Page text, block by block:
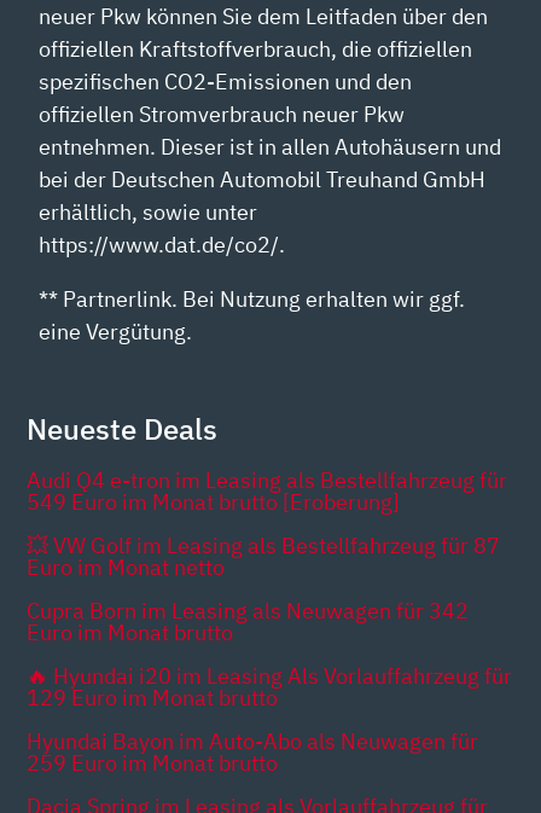
neuer Pkw können Sie dem Leitfaden über den
offiziellen Kraftstoffverbrauch, die offiziellen
spezifischen CO2-Emissionen und den
offiziellen Stromverbrauch neuer Pkw
entnehmen. Dieser ist in allen Autohäusern und
bei der Deutschen Automobil Treuhand GmbH
erhältlich, sowie unter
https://www.dat.de/co2/.
** Partnerlink. Bei Nutzung erhalten wir ggf.
eine Vergütung.
Neueste Deals
Audi Q4 e-tron im Leasing als Bestellfahrzeug für
549 Euro im Monat brutto [Eroberung]
💥 VW Golf im Leasing als Bestellfahrzeug für 87
Euro im Monat netto
Cupra Born im Leasing als Neuwagen für 342
Euro im Monat brutto
🔥 Hyundai i20 im Leasing Als Vorlauffahrzeug für
129 Euro im Monat brutto
Hyundai Bayon im Auto-Abo als Neuwagen für
259 Euro im Monat brutto
Dacia Spring im Leasing als Vorlauffahrzeug für